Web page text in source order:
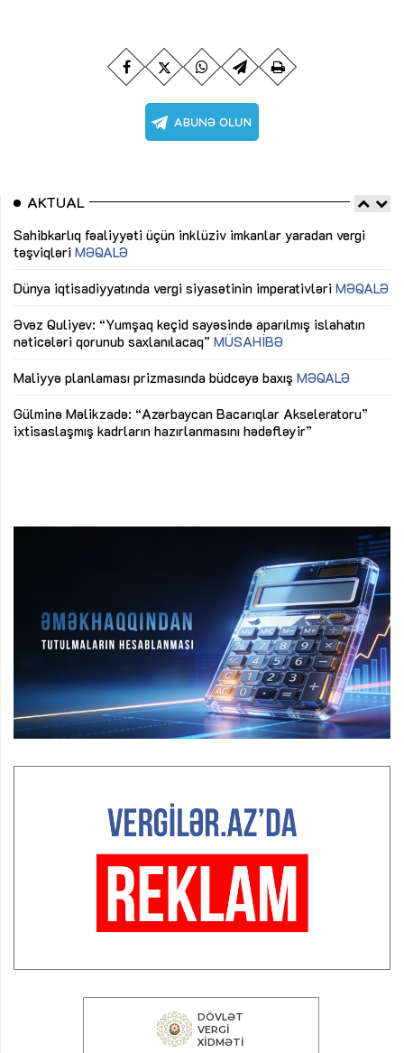
AKTUAL
Sahibkarlıq fəaliyyəti üçün inklüziv imkanlar yaradan vergi
təşviqləri MƏQALƏ
Dünya iqtisadiyyatında vergi siyasətinin imperativləri MƏQALƏ
Əvəz Quliyev: “Yumşaq keçid sayəsində aparılmış islahatın
nəticələri qorunub saxlanılacaq” MÜSAHİBƏ
Maliyyə planlaması prizmasında büdcəyə baxış MƏQALƏ
Gülminə Məlikzadə: “Azərbaycan Bacarıqlar Akseleratoru”
ixtisaslaşmış kadrların hazırlanmasını hədəfləyir”